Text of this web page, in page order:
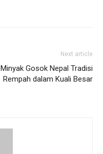
Next article
Minyak Gosok Nepal Tradisi
Rempah dalam Kuali Besar